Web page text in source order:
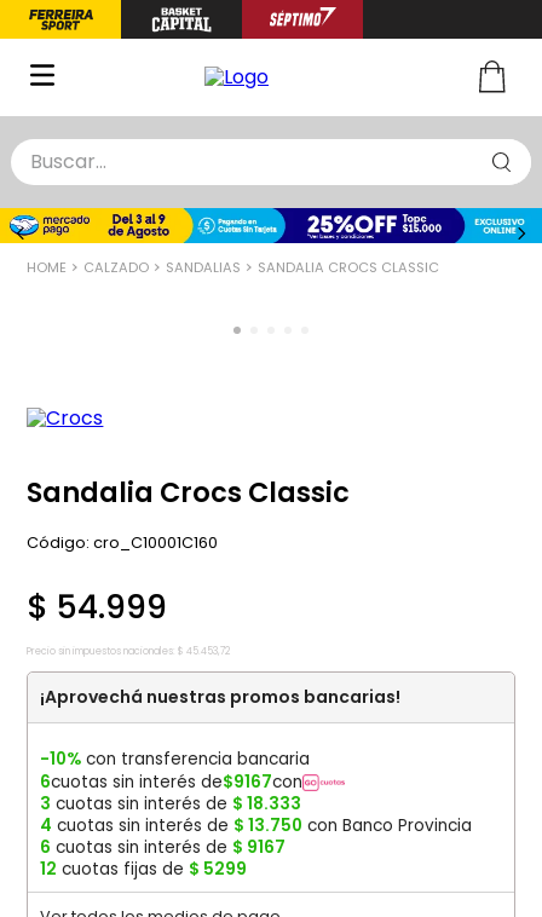
Buscar...
CALZADO SANDALIAS SANDALIA CROCS CLASSIC
Sandalia Crocs Classic
:cro_C10001C160
$ 54.999
Precio sin impuestos nacionales: $ 45.453,72
¡Aprovechá nuestras promos bancarias!
-10% con transferencia bancaria
6cuotas sin interés de$9167con
3 cuotas sin interés de $ 18.333
4 cuotas sin interés de $ 13.750 con Banco Provincia
6 cuotas sin interés de $ 9167
12 cuotas fijas de $ 5299
TÉRMINOS MÁS BUSCADOS
1.
zapatillas basquet
5. chinelas